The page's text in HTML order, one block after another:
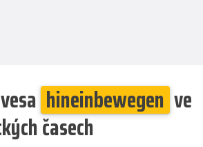
hineinbewegen ve
časech